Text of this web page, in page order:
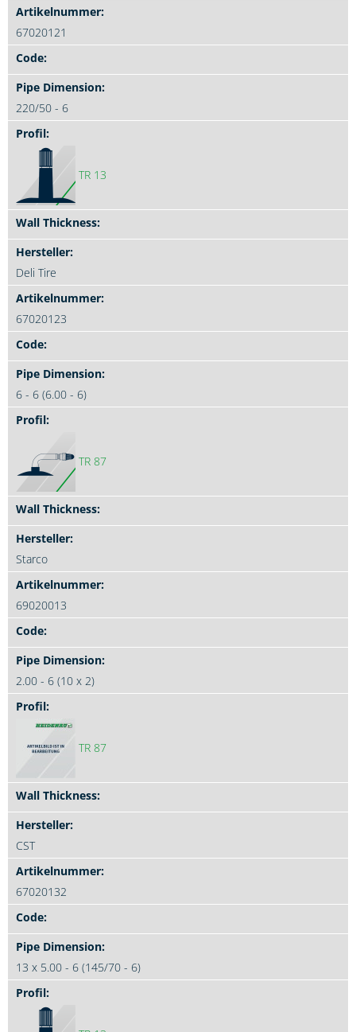
67020121
220/50 - 6
TR 13
Deli Tire
67020123
6 - 6 (6.00 - 6)
TR 87
Starco
69020013
2.00 - 6 (10 x 2)
TR 87
CST
67020132
13 x 5.00 - 6 (145/70 - 6)